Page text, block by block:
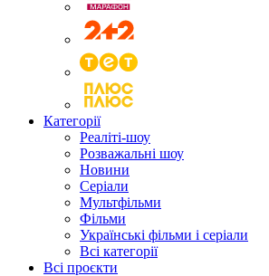
Категорії
Реаліті-шоу
Розважальні шоу
Новини
Серіали
Мультфільми
Фільми
Українські фільми і серіали
Всі категорії
Всі проєкти